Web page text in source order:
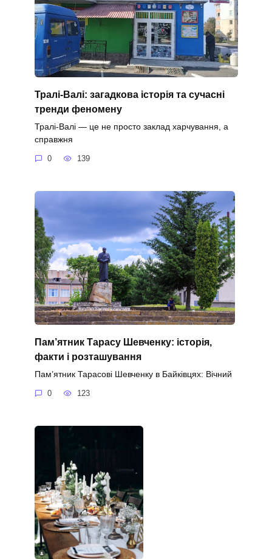
Тралі-Валі: загадкова історія та сучасні
тренди феномену
Тралі-Валі — це не просто заклад харчування, а
справжня
0 139
Пам’ятник Тарасу Шевченку: історія,
факти і розташування
Пам’ятник Тарасові Шевченку в Байківцях: Вічний
0 123